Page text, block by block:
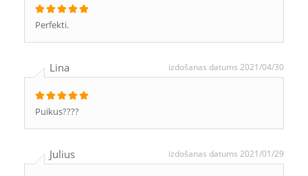
Perfekti.
Lina izdošanas datums 2021/04/30
Puikus????
Julius izdošanas datums 2021/01/29